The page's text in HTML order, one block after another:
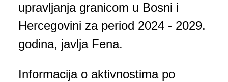
upravljanja granicom u Bosni i
Hercegovini za period 2024 - 2029.
godina, javlja Fena.
Informacija o aktivnostima po